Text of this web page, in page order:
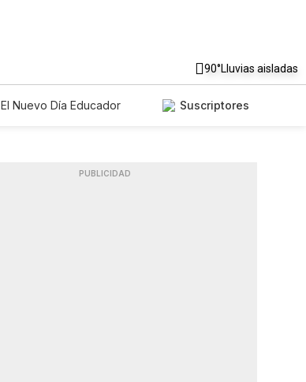
90°Lluvias aisladas
El Nuevo Día Educador
Suscriptores
PUBLICIDAD